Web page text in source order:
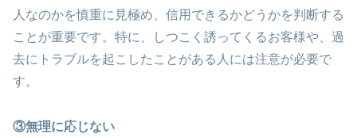
人なのかを慎重に見極め、信用できるかどうかを判断する
ことが重要です。特に、しつこく誘ってくるお客様や、過
去にトラブルを起こしたことがある人には注意が必要で
す。
③無理に応じない